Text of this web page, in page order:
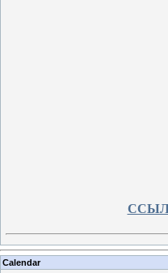
Calendar